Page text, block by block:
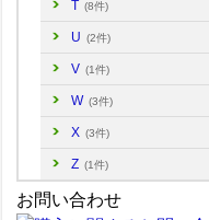
T (8件)
U (2件)
V (1件)
W (3件)
X (3件)
Z (1件)
お問い合わせ